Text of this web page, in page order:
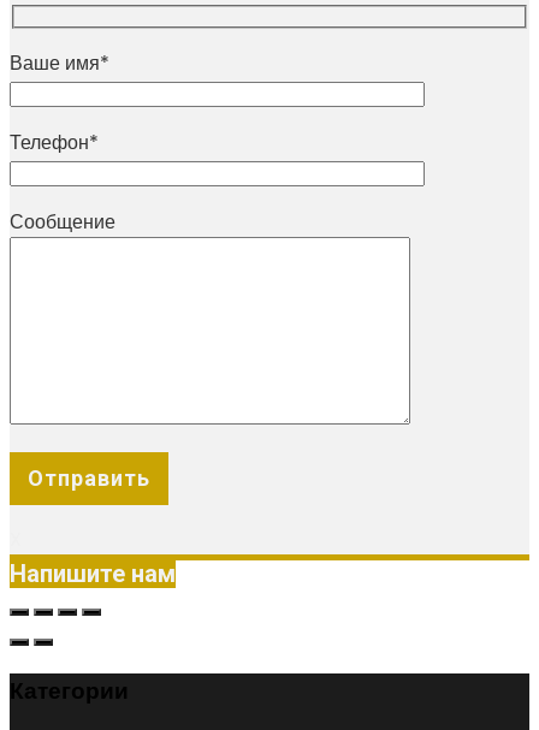
Ваше имя*
Телефон*
Сообщение
Напишите нам
Категории